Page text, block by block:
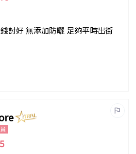
討好 無添加防曬 足夠平時出街